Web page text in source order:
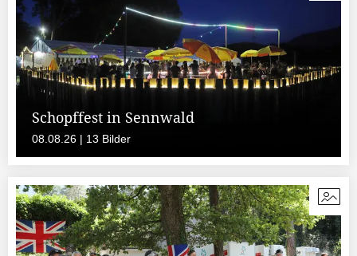
Schopffest in Sennwald
08.08.26 | 13 Bilder